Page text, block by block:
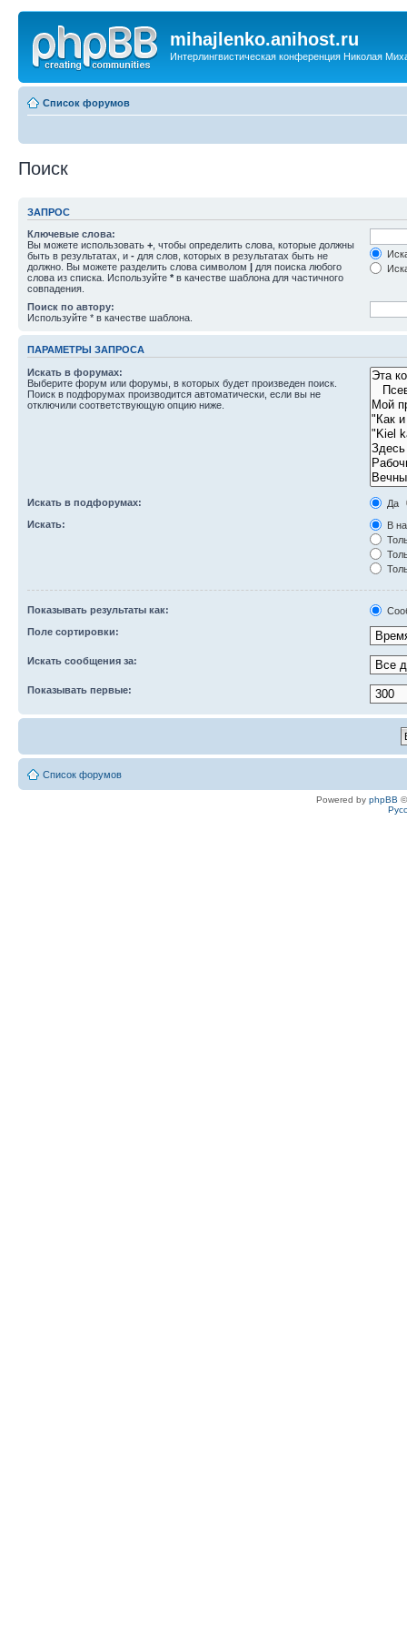
mihajlenko.anihost.ru
Интерлингвистическая конференция Николая
Список форумов
Поиск
ЗАПРОС
Ключевые слова:
Вы можете использовать + , чтобы определить слова, которые должны
быть в результатах, и - для слов, которых в результатах быть не
должно. Вы можете разделить слова символом | для поиска любого
слова из списка. Используйте * в качестве шаблона для частичного
совпадения.
Поиск по автору:
Используйте * в качестве шаблона.
ПАРАМЕТРЫ ЗАПРОСА
Искать в форумах:
Выберите форум или форумы, в которых будет произведен поиск.
Поиск в подфорумах производится автоматически, если вы не
отключили соответствующую опцию ниже.
Искать в подфорумах:
Да
Искать:
В
Показывать результаты как:
Поле сортировки:
Искать сообщения за:
Показывать первые:
Список форумов
Powered by phpBB